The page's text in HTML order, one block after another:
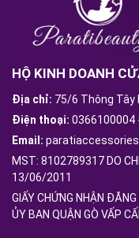
HỘ KINH DOANH
Địa chỉ: 75/6 Thông Tây
Điện thoại: 0366100004
Email:
MST: 8102789317 DO
13/06/2011
GIẤY CHỨNG NHẬN
ỦY BAN QUẬN GÒ VẤP